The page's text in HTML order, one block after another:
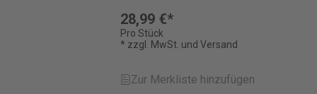
28,99 €*
Pro Stück
* zzgl. MwSt. und Versand
Zur Merkliste hinzufügen